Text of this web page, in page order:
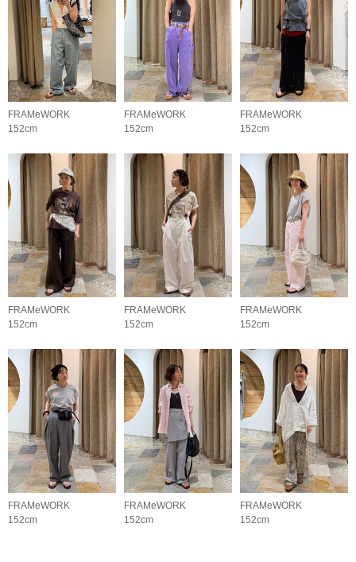
FRAMeWORK
152cm
FRAMeWORK
152cm
FRAMeWORK
152cm
FRAMeWORK
152cm
FRAMeWORK
152cm
FRAMeWORK
152cm
FRAMeWORK
152cm
FRAMeWORK
152cm
FRAMeWORK
152cm